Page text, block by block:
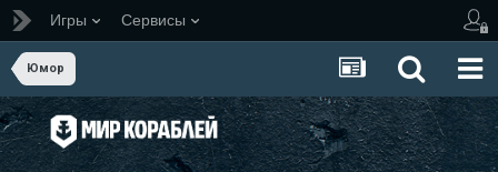
Игры Сервисы
Юмор